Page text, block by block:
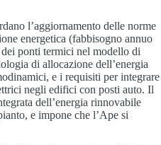
l’aggiornamento delle norme
energetica (fabbisogno annuo
ponti termici nel modello di
di allocazione dell’energia
e i requisiti per integrare
negli edifici con posti auto. Il
dell’energia rinnovabile
e impone che l’Ape si